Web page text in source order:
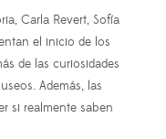
Carla Revert, Sofía
el inicio de los
de las curiosidades
Además, las
si realmente saben